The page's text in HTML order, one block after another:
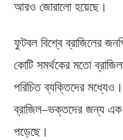
আরও জোরালো হয়েছে।
ফুটবল বিশ্বে ব্রাজিলের
কোটি সমর্থকের মতো
পরিচিত ব্যক্তিদের
ব্রাজিল–ভক্তদের জন্য এক
পড়েছে।